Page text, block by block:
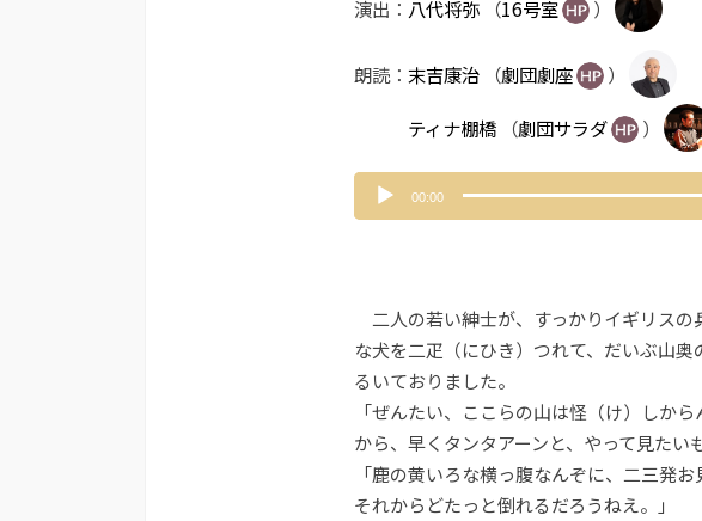
演出： 八代将弥 （16号室 ）
朗読： 末吉康治 （劇団劇座 ）
ティナ棚橋 （劇団サラダ ）
音
ー
00:00
二人の若い紳士が、すっかりイギリスの
な犬を二疋（にひき）つれて、だいぶ山
るいておりました。
「ぜんたい、ここらの山は怪（け）しか
から、早くタンタアーンと、やって見たい
「鹿の黄いろな横っ腹なんぞに、二三発
それからどたっと倒れるだろうねえ。」